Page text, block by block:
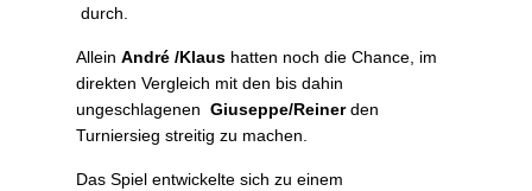
durch.
Allein André /Klaus hatten noch die Chance, im
direkten Vergleich mit den bis dahin
ungeschlagenen Giuseppe/Reinerden
Turniersieg streitig zu machen.
Das Spiel entwickelte sich zu einem